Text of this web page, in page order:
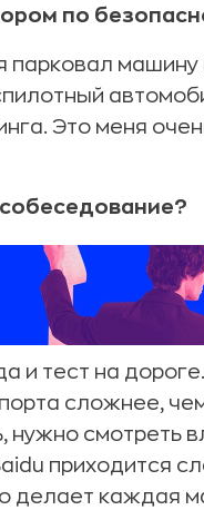
по
парковал
Это меня
и тест на
сложнее,
нужно смотреть
приходится
делает каждая